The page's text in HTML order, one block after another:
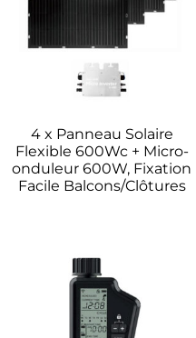
4 x Panneau Solaire
Flexible 600Wc + Micro-
onduleur 600W, Fixation
Facile Balcons/Clôtures